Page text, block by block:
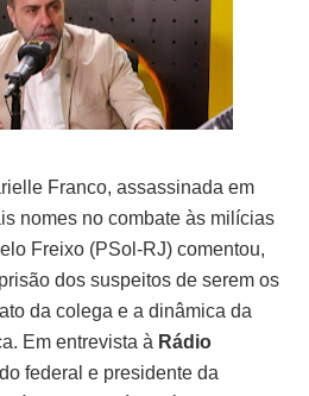
Franco, assassinada em
nomes no combate às milícias
Freixo (PSol-RJ) comentou,
dos suspeitos de serem os
da colega e a dinâmica da
Em entrevista à Rádio
federal e presidente da